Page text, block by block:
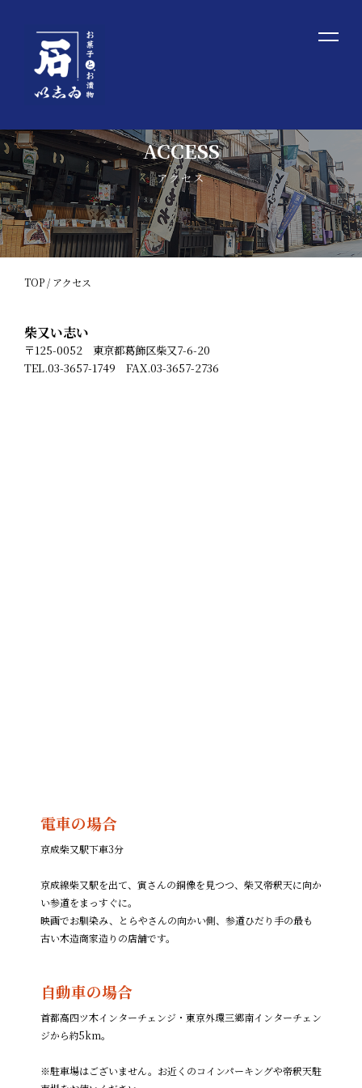
ACCESS
アクセス
TOP / アクセス
柴又い志い
〒125-0052 東京都葛飾区柴又7-6-20
TEL.03-3657-1749 FAX.03-3657-2736
電車の場合
京成柴又駅下車3分
京成線柴又駅を出て、寅さんの銅像を見つつ、柴又帝釈天に向か
い参道をまっすぐに。
映画でお馴染み、とらやさんの向かい側、参道ひだり手の最も
古い木造商家造りの店舗です。
自動車の場合
首都高四ツ木インターチェンジ・東京外環三郷南インターチェン
ジから約5km。
※駐車場はございません。お近くのコインパーキングや帝釈天駐